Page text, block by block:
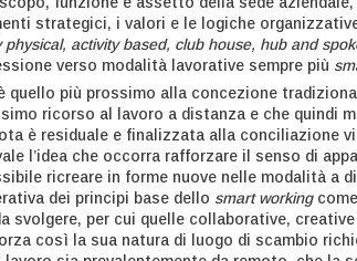
strategici, i valori e le logiche
physical, activity based, club house, hub and
verso modalità lavorative sempre più
quello più prossimo alla concezione
ricorso al lavoro a distanza e che quindi
è residuale e finalizzata alla conciliazione
l’idea che occorra rafforzare il senso di
ricreare in forme nuove nelle modalità a
dei principi base dello smart working
svolgere, per cui quelle collaborative,
così la sua natura di luogo di scambio